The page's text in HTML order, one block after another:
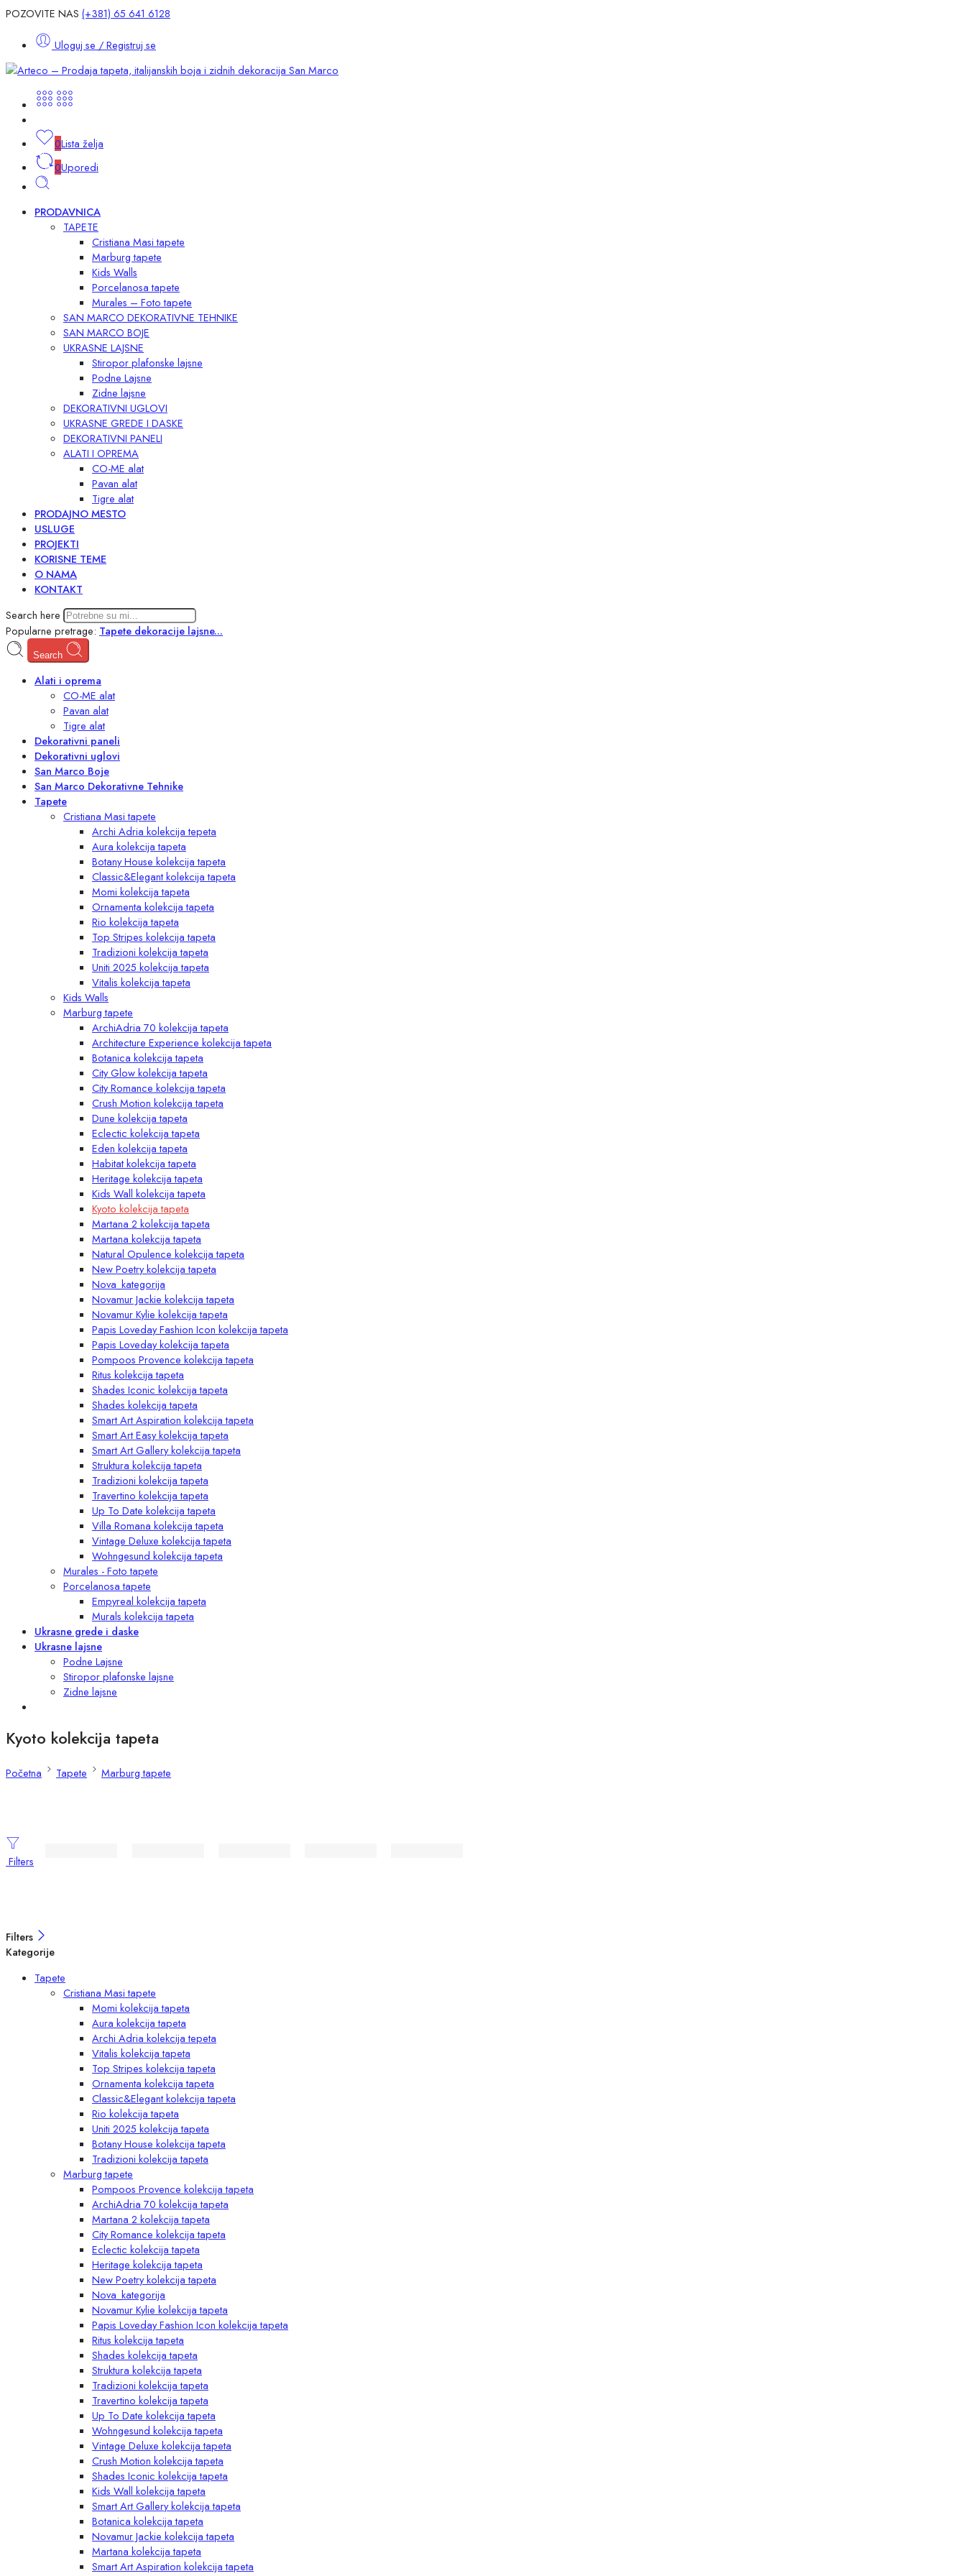
POZOVITE NAS (+381) 65 641 6128
Uloguj se / Registruj se
0Lista želja
0Uporedi
PRODAVNICA
TAPETE
Cristiana Masi tapete
Marburg tapete
Kids Walls
Porcelanosa tapete
Murales – Foto tapete
SAN MARCO DEKORATIVNE TEHNIKE
SAN MARCO BOJE
UKRASNE LAJSNE
Stiropor plafonske lajsne
Podne Lajsne
Zidne lajsne
DEKORATIVNI UGLOVI
UKRASNE GREDE I DASKE
DEKORATIVNI PANELI
ALATI I OPREMA
CO-ME alat
Pavan alat
Tigre alat
PRODAJNO MESTO
USLUGE
PROJEKTI
KORISNE TEME
O NAMA
KONTAKT
Search here
Popularne pretrage: Tapete dekoracije lajsne...
Search
Alati i oprema
CO-ME alat
Pavan alat
Tigre alat
Dekorativni paneli
Dekorativni uglovi
San Marco Boje
San Marco Dekorativne Tehnike
Tapete
Cristiana Masi tapete
Archi Adria kolekcija tepeta
Aura kolekcija tapeta
Botany House kolekcija tapeta
Classic&Elegant kolekcija tapeta
Momi kolekcija tapeta
Ornamenta kolekcija tapeta
Rio kolekcija tapeta
Top Stripes kolekcija tapeta
Tradizioni kolekcija tapeta
Uniti 2025 kolekcija tapeta
Vitalis kolekcija tapeta
Kids Walls
Marburg tapete
ArchiAdria 70 kolekcija tapeta
Architecture Experience kolekcija tapeta
Botanica kolekcija tapeta
City Glow kolekcija tapeta
City Romance kolekcija tapeta
Crush Motion kolekcija tapeta
Dune kolekcija tapeta
Eclectic kolekcija tapeta
Eden kolekcija tapeta
Habitat kolekcija tapeta
Heritage kolekcija tapeta
Kids Wall kolekcija tapeta
Kyoto kolekcija tapeta
Martana 2 kolekcija tapeta
Martana kolekcija tapeta
Natural Opulence kolekcija tapeta
New Poetry kolekcija tapeta
Nova_kategorija
Novamur Jackie kolekcija tapeta
Novamur Kylie kolekcija tapeta
Papis Loveday Fashion Icon kolekcija tapeta
Papis Loveday kolekcija tapeta
Pompoos Provence kolekcija tapeta
Ritus kolekcija tapeta
Shades Iconic kolekcija tapeta
Shades kolekcija tapeta
Smart Art Aspiration kolekcija tapeta
Smart Art Easy kolekcija tapeta
Smart Art Gallery kolekcija tapeta
Struktura kolekcija tapeta
Tradizioni kolekcija tapeta
Travertino kolekcija tapeta
Up To Date kolekcija tapeta
Villa Romana kolekcija tapeta
Vintage Deluxe kolekcija tapeta
Wohngesund kolekcija tapeta
Murales - Foto tapete
Porcelanosa tapete
Empyreal kolekcija tapeta
Murals kolekcija tapeta
Ukrasne grede i daske
Ukrasne lajsne
Podne Lajsne
Stiropor plafonske lajsne
Zidne lajsne
Kyoto kolekcija tapeta
Početna Tapete Marburg tapete
Filters
Filters
Kategorije
Tapete
Cristiana Masi tapete
Momi kolekcija tapeta
Aura kolekcija tapeta
Archi Adria kolekcija tepeta
Vitalis kolekcija tapeta
Top Stripes kolekcija tapeta
Ornamenta kolekcija tapeta
Classic&Elegant kolekcija tapeta
Rio kolekcija tapeta
Uniti 2025 kolekcija tapeta
Botany House kolekcija tapeta
Tradizioni kolekcija tapeta
Marburg tapete
Pompoos Provence kolekcija tapeta
ArchiAdria 70 kolekcija tapeta
Martana 2 kolekcija tapeta
City Romance kolekcija tapeta
Eclectic kolekcija tapeta
Heritage kolekcija tapeta
New Poetry kolekcija tapeta
Nova_kategorija
Novamur Kylie kolekcija tapeta
Papis Loveday Fashion Icon kolekcija tapeta
Ritus kolekcija tapeta
Shades kolekcija tapeta
Struktura kolekcija tapeta
Tradizioni kolekcija tapeta
Travertino kolekcija tapeta
Up To Date kolekcija tapeta
Wohngesund kolekcija tapeta
Vintage Deluxe kolekcija tapeta
Crush Motion kolekcija tapeta
Shades Iconic kolekcija tapeta
Kids Wall kolekcija tapeta
Smart Art Gallery kolekcija tapeta
Botanica kolekcija tapeta
Novamur Jackie kolekcija tapeta
Martana kolekcija tapeta
Smart Art Aspiration kolekcija tapeta